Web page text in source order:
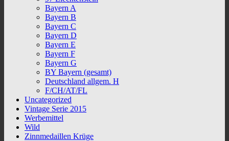
Bayern A
Bayern B
Bayern C
Bayern D
Bayern E
Bayern F
Bayern G
BY Bayern (gesamt)
Deutschland allgem. H
F/CH/AT/FL
Uncategorized
Vintage Serie 2015
Werbemittel
Wild
Zinnmedaillen Krüge